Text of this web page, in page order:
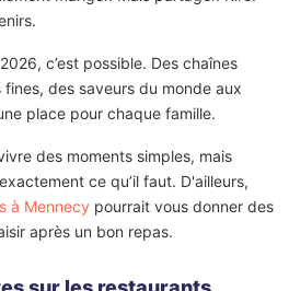
c’est possible. Des chaînes
des saveurs du monde aux
place pour chaque famille.
des moments simples, mais
ce qu’il faut. D'ailleurs,
à Mennecy pourrait vous donner des
après un bon repas.